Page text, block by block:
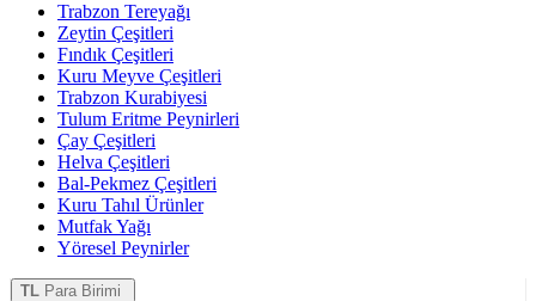
Trabzon Tereyağı
Zeytin Çeşitleri
Fındık Çeşitleri
Kuru Meyve Çeşitleri
Trabzon Kurabiyesi
Tulum Eritme Peynirleri
Çay Çeşitleri
Helva Çeşitleri
Bal-Pekmez Çeşitleri
Kuru Tahıl Ürünler
Mutfak Yağı
Yöresel Peynirler
TL Para Birimi